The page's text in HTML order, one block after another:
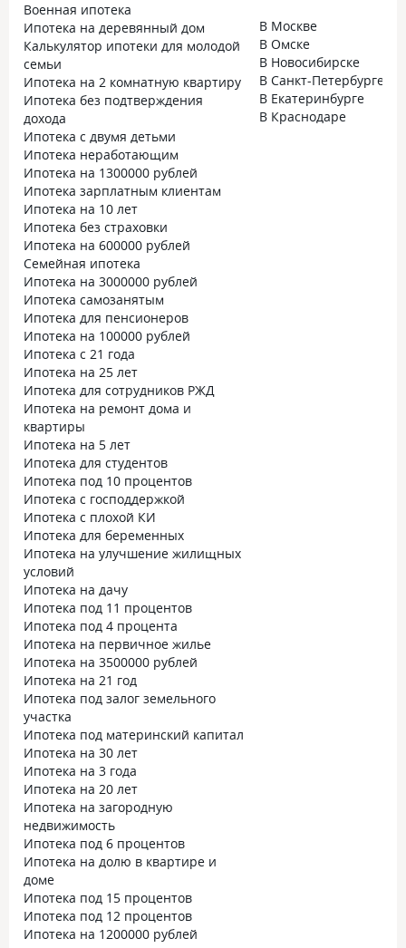
Военная ипотека
Ипотека на деревянный дом
Калькулятор ипотеки для молодой
семьи
Ипотека на 2 комнатную квартиру
Ипотека без подтверждения
дохода
Ипотека с двумя детьми
Ипотека неработающим
Ипотека на 1300000 рублей
Ипотека зарплатным клиентам
Ипотека на 10 лет
Ипотека без страховки
Ипотека на 600000 рублей
Семейная ипотека
Ипотека на 3000000 рублей
Ипотека самозанятым
Ипотека для пенсионеров
Ипотека на 100000 рублей
Ипотека с 21 года
Ипотека на 25 лет
Ипотека для сотрудников РЖД
Ипотека на ремонт дома и
квартиры
Ипотека на 5 лет
Ипотека для студентов
Ипотека под 10 процентов
Ипотека с господдержкой
Ипотека с плохой КИ
Ипотека для беременных
Ипотека на улучшение жилищных
условий
Ипотека на дачу
Ипотека под 11 процентов
Ипотека под 4 процента
Ипотека на первичное жилье
Ипотека на 3500000 рублей
Ипотека на 21 год
Ипотека под залог земельного
участка
Ипотека под материнский капитал
Ипотека на 30 лет
Ипотека на 3 года
Ипотека на 20 лет
Ипотека на загородную
недвижимость
Ипотека под 6 процентов
Ипотека на долю в квартире и
доме
Ипотека под 15 процентов
Ипотека под 12 процентов
Ипотека на 1200000 рублей
В Москве
В Омске
В Новосибирске
В Санкт-Петербурге
В Екатеринбурге
В Краснодаре